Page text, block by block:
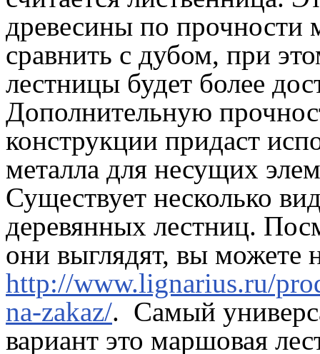
древесины по прочности
сравнить с дубом, при
лестницы будет более
Дополнительную
конструкции придаст
металла для несущих
Существует несколько
деревянных лестниц.
они выглядят, вы можете
http://www.lignarius.ru/
na-zakaz/. Самый
вариант это маршовая